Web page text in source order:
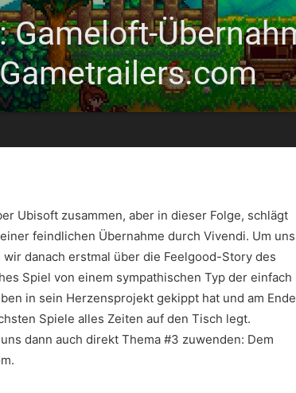
Gameloft-
Ubisoft zusammen, aber in dieser Folge, schlägt
feindlichen Übernahme durch Vivendi. Um uns
danach erstmal über die Feelgood-Story des
Spiel von einem sympathischen Typ der einfach
in sein Herzensprojekt gekippt hat und am Ende
Spiele alles Zeiten auf den Tisch legt.
dann auch direkt Thema #3 zuwenden: Dem